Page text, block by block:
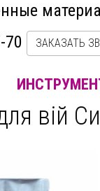
70
ЗАКАЗАТЬ
вій